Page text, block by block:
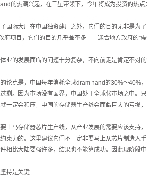
的热潮兴起，在三星带领下，今年将成为投资的热点
际大厂在中国独资建厂之外，它们的目的无非是为了
府项目，它们的目的几乎差不多——迎合地方政府的“
的发展面临的问题十分复杂，不向前走是肯定不对
点是，中国每年消耗全球dram nand的30%～40%，
剩。因为市场没有国界，中国处于全球化市场之中。
一定会积压，中国的存储器生产线会面临巨大的亏损
马存储器芯片生产线，从产业发展的需要应该支持，
束力的。这里建议它们不一定非要马上从芯片制造入
相比大陆要强许多，结果也不能算成功。因此现阶段
持是关键